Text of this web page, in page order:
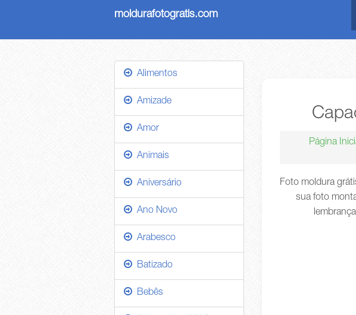
moldurafotogratis.com
Página
Foto moldura
sua foto
Alimentos
Amizade
Amor
Animais
Aniversário
Ano Novo
Arabesco
Batizado
Bebês